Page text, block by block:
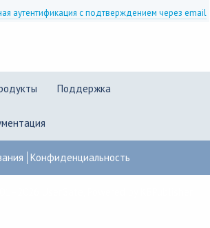
аутентификация с подтверждением через email
Поддержка
Конфиденциальность